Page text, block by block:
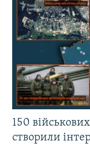
150
створили